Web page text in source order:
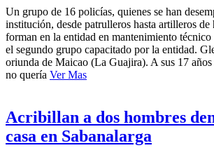
Un grupo de 16 policías, quienes se han
institución, desde patrulleros hasta artilleros de
forman en la entidad en mantenimiento técnico
el segundo grupo capacitado por la entidad.
oriunda de Maicao (La Guajira). A sus 17 años
no quería Ver Mas
Acribillan a dos hombres
casa en Sabanalarga